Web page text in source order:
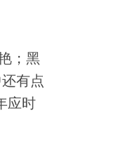
；黑
有点
应时